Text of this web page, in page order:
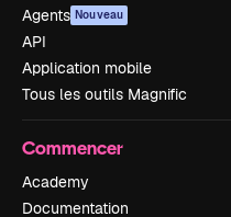
Agents Nouveau
API
Application mobile
Tous les outils Magnific
Commencer
Academy
Documentation